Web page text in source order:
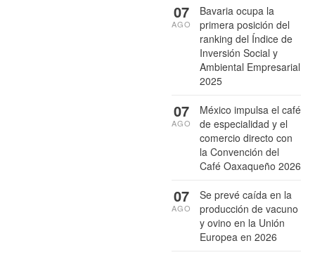
Bavaria ocupa la
primera posición del
ranking del Índice de
Inversión Social y
Ambiental Empresarial
2025
07
AGO
México impulsa el café
de especialidad y el
comercio directo con
la Convención del
Café Oaxaqueño 2026
07
AGO
Se prevé caída en la
producción de vacuno
y ovino en la Unión
Europea en 2026
07
AGO